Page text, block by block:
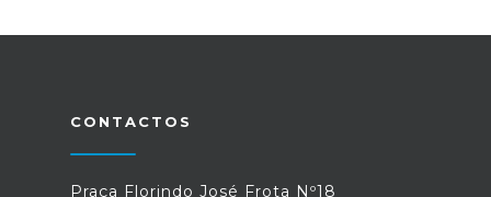
CONTACTOS
Praça Florindo José Frota Nº18